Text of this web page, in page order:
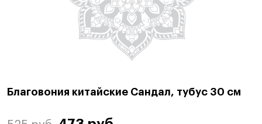
Благовония китайские Сандал, тубус 30 см